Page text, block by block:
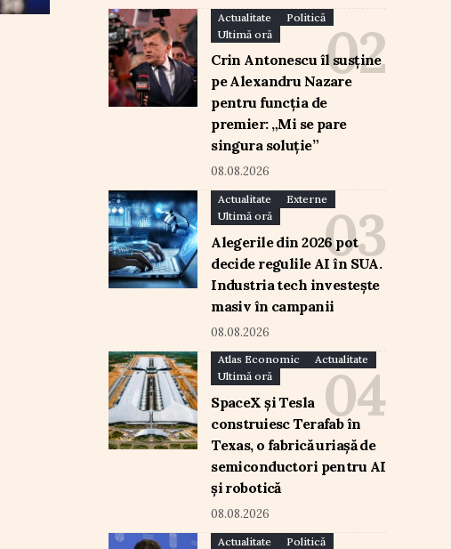
Actualitate
Politică
Ultimă oră
Crin Antonescu îl susține
pe Alexandru Nazare
pentru funcția de
premier: „Mi se pare
singura soluție”
08.08.2026
Actualitate
Externe
Ultimă oră
Alegerile din 2026 pot
decide regulile AI în SUA.
Industria tech investește
masiv în campanii
08.08.2026
Atlas Economic
Actualitate
Ultimă oră
SpaceX și Tesla
construiesc Terafab în
Texas, o fabrică uriașă de
semiconductori pentru AI
și robotică
08.08.2026
Actualitate
Politică